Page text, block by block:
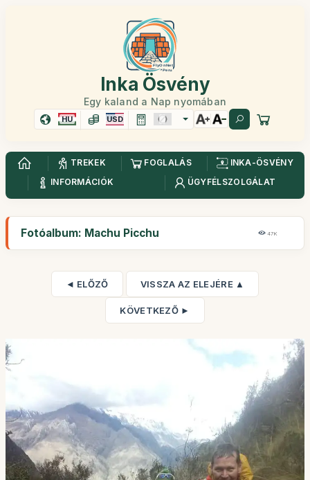
Inka Ösvény
Egy kaland a Nap nyomában
HU USD
TREKEK FOGLALÁS
INKA-ÖSVÉNY
INFORMÁCIÓK
ÜGYFÉLSZOLGÁLAT
Fotóalbum: Machu Picchu 47K
◄ ELŐZŐ VISSZA AZ ELEJÉRE ▲
KÖVETKEZŐ ►